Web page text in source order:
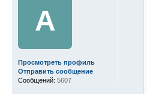
A
Просмотреть профиль
Отправить сообщение
Сообщений: 5607